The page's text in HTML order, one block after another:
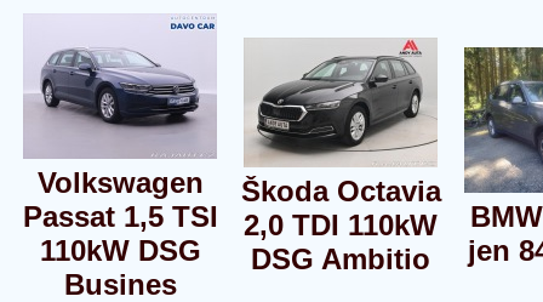
Volkswagen
Passat 1,5 TSI
110kW DSG
Busines
Škoda Octavia
2,0 TDI 110kW
DSG Ambitio
jen